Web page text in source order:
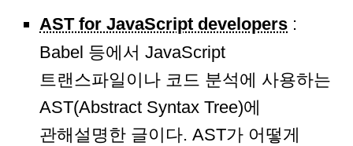
AST for JavaScript developers :
Babel 등에서 JavaScript
트랜스파일이나 코드 분석에 사용하는
AST(Abstract Syntax Tree)에
관해설명한 글이다. AST가 어떻게